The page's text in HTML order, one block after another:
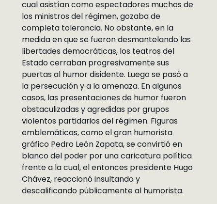
cual asistían como espectadores muchos de
los ministros del régimen, gozaba de
completa tolerancia. No obstante, en la
medida en que se fueron desmantelando las
libertades democráticas, los teatros del
Estado cerraban progresivamente sus
puertas al humor disidente. Luego se pasó a
la persecución y a la amenaza. En algunos
casos, las presentaciones de humor fueron
obstaculizadas y agredidas por grupos
violentos partidarios del régimen. Figuras
emblemáticas, como el gran humorista
gráfico Pedro León Zapata, se convirtió en
blanco del poder por una caricatura política
frente a la cual, el entonces presidente Hugo
Chávez, reaccionó insultando y
descalificando públicamente al humorista.